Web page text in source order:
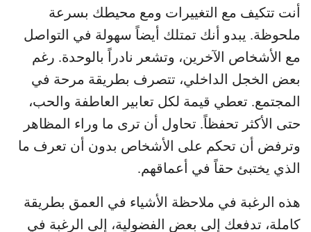
أنت تتكيف مع التغييرات ومع محيطك بسرعة
ملحوظة. يبدو أنك تمتلك أيضاً سهولة في التواصل
مع الأشخاص الآخرين، وتشعر نادراً بالوحدة. رغم
بعض الخجل الداخلي، تتصرف بطريقة مرحة في
المجتمع. تعطي قيمة لكل تعابير العاطفة والحب،
حتى الأكثر تحفظاً. تحاول أن ترى ما وراء المظاهر
وترفض أن تحكم على الأشخاص بدون أن تعرف ما
الذي يختبئ حقاً في أعماقهم.
هذه الرغبة في ملاحظة الأشياء في العمق بطريقة
كاملة، تدفعك إلى بعض الفضولية، إلى الرغبة في